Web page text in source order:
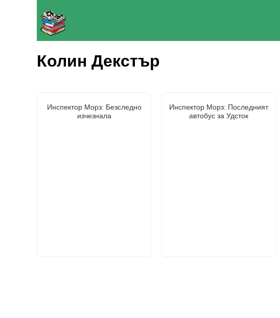
Колин Декстър
Инспектор Морз: Безследно
изчезнала
Инспектор Морз: Последният
автобус за Удсток